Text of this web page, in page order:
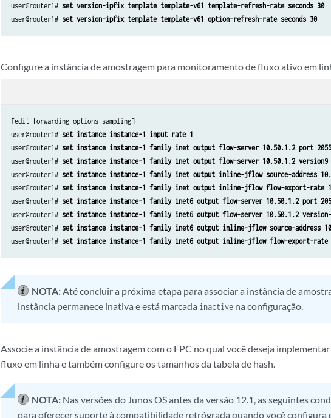
user@router1# set version-ipfix template template-v61 template-refresh-rate seconds 30
user@router1# set version-ipfix template template-v61 option-refresh-rate seconds 30
Configure a instância de amostragem para monitoramento de fluxo ativo em
[edit forwarding-options sampling]
user@router1# set instance instance-1 input rate 1
user@router1# set instance instance-1 family inet output flow-server 10.50.1.2 port
user@router1# set instance instance-1 family inet output flow-server 10.50.1.2 version9
user@router1# set instance instance-1 family inet output inline-jflow source-address
user@router1# set instance instance-1 family inet output inline-jflow flow-export-rate
user@router1# set instance instance-1 family inet6 output flow-server 10.50.1.2 port
user@router1# set instance instance-1 family inet6 output flow-server 10.50.1.2
user@router1# set instance instance-1 family inet6 output inline-jflow source-address
user@router1# set instance instance-1 family inet6 output inline-jflow flow-export-rate
NOTA:Até concluir a próxima etapa para associar a instância de
instância permanece inativa e está marcada inactive na configuração.
Associe a instância de amostragem com o FPC no qual você deseja
fluxo em linha e também configure os tamanhos da tabela de hash.
NOTA: Nas versões do Junos OS antes da versão 12.1, as seguintes
para oferecer suporte à compatibilidade retrógrada quando você configura